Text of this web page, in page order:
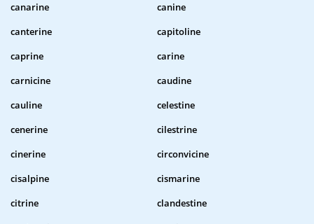
canarine
canine
canterine
capitoline
caprine
carine
carnicine
caudine
cauline
celestine
cenerine
cilestrine
cinerine
circonvicine
cisalpine
cismarine
citrine
clandestine